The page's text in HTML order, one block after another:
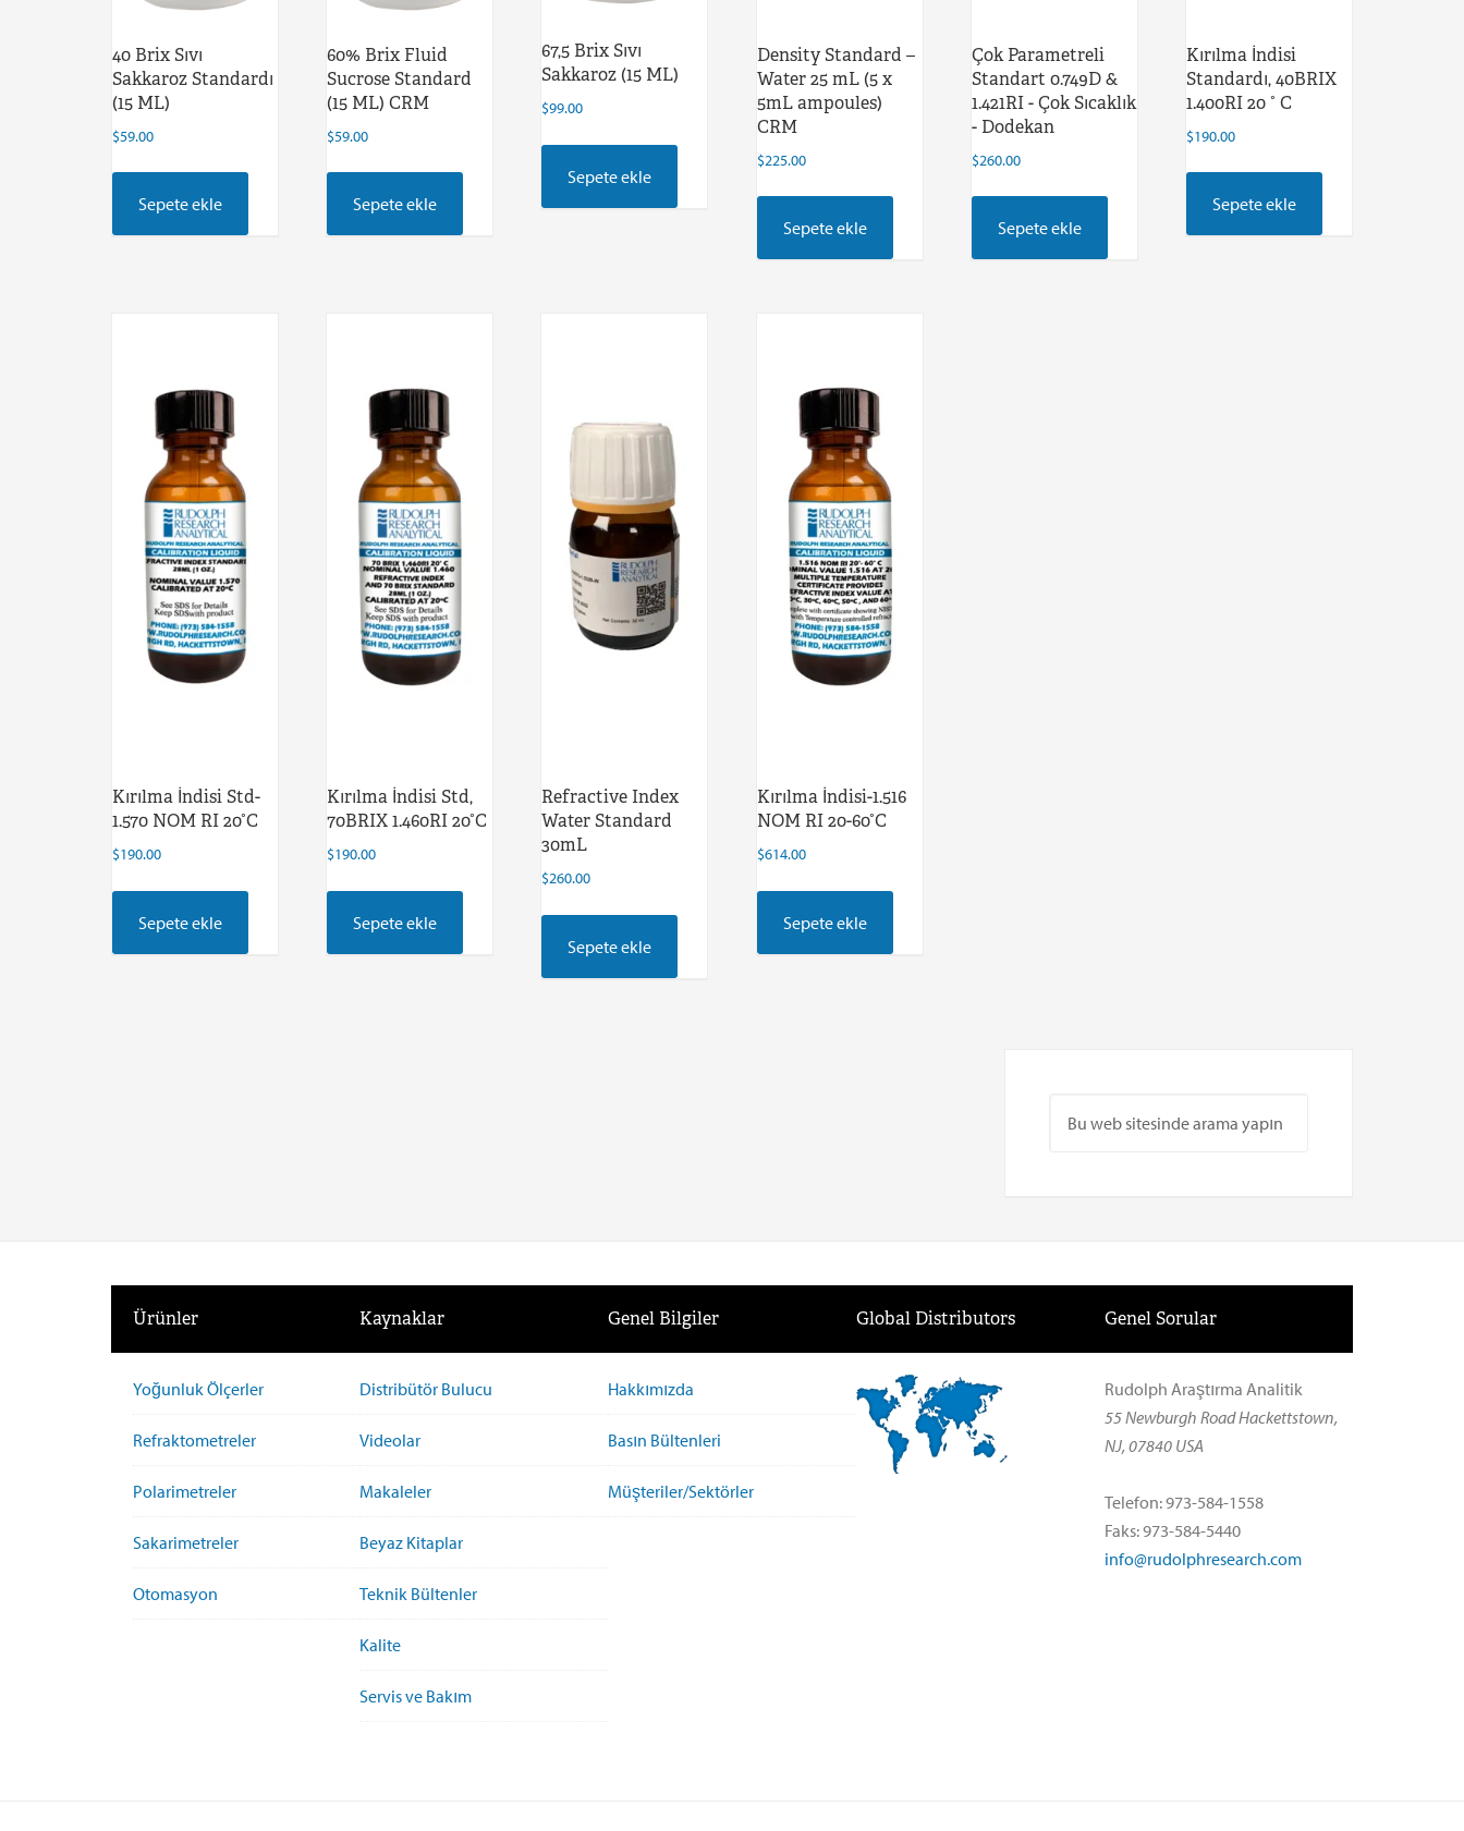
40 Brix Sıvı
Sakkaroz Standardı
(15 ML)
$59.00
Sepete ekle
60% Brix Fluid
Sucrose Standard
(15 ML) CRM
$59.00
Sepete ekle
67,5 Brix Sıvı
Sakkaroz (15 ML)
$99.00
Sepete ekle
Density Standard –
Water 25 mL (5 x
5mL ampoules)
CRM
$225.00
Sepete ekle
Çok Parametreli
Standart 0.749D &
1.421RI - Çok Sıcaklık
- Dodekan
$260.00
Sepete ekle
Kırılma İndisi
Standardı, 40BRIX
1.400RI 20 ° C
$190.00
Sepete ekle
Kırılma İndisi Std-
1.570 NOM RI 20°C
$190.00
Sepete ekle
Kırılma İndisi Std,
70BRIX 1.460RI 20°C
$190.00
Sepete ekle
Refractive Index
Water Standard
30mL
$260.00
Sepete ekle
Kırılma İndisi-1.516
NOM RI 20-60°C
$614.00
Sepete ekle
Ürünler
Yoğunluk Ölçerler
Refraktometreler
Polarimetreler
Sakarimetreler
Otomasyon
Kaynaklar
Distribütör Bulucu
Videolar
Makaleler
Beyaz Kitaplar
Teknik Bültenler
Kalite
Servis ve Bakım
Genel Bilgiler
Hakkımızda
Basın Bültenleri
Müşteriler/Sektörler
Global Distributors Genel Sorular
Rudolph Araştırma Analitik
55 Newburgh Road Hackettstown,
NJ, 07840 USA
Telefon: 973-584-1558
Faks: 973-584-5440
info@rudolphresearch.com